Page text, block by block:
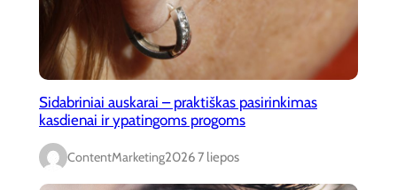
Sidabriniai auskarai – praktiškas pasirinkimas
kasdienai ir ypatingoms progoms
ContentMarketing2026 7 liepos